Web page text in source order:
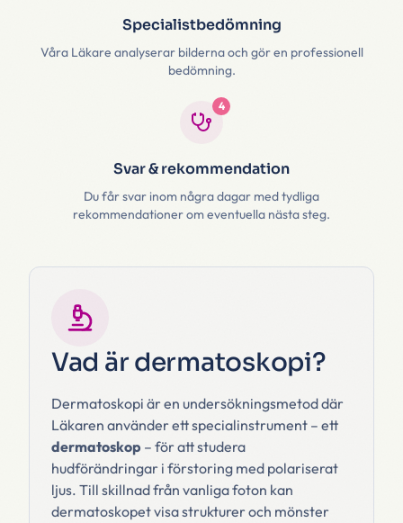
Specialistbedömning
Våra Läkare analyserar bilderna och gör en professionell
bedömning.
4
Svar & rekommendation
Du får svar inom några dagar med tydliga
rekommendationer om eventuella nästa steg.
Vad är dermatoskopi?
Dermatoskopi är en undersökningsmetod där
Läkaren använder ett specialinstrument – ett
dermatoskop – för att studera
hudförändringar i förstoring med polariserat
ljus. Till skillnad från vanliga foton kan
dermatoskopet visa strukturer och mönster